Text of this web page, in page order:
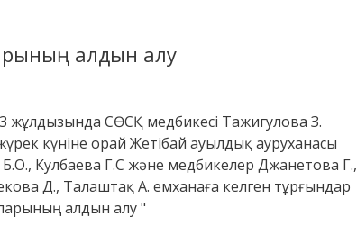
алдын алу
СӨСҚ медбикесі Тажигулова З.
күніне орай Жетібай ауылдық ауруханасы
Б.О., Кулбаева Г.С және медбикелер Джанетова Г.,
Д., Талаштақ А. емханаға келген тұрғындар
алдын алу "